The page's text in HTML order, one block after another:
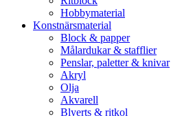
Hobbymaterial
Konstnärsmaterial
Block & papper
Målardukar & stafflier
Penslar, paletter & knivar
Akryl
Olja
Akvarell
Blyerts & ritkol